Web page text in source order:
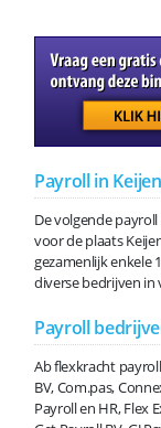
Payroll in
De volgende
voor de plaats
gezamenlijk enkele
diverse bedrijven in
Payroll
Ab flexkracht payroll
BV, Com.pas,
Payroll en HR, Flex